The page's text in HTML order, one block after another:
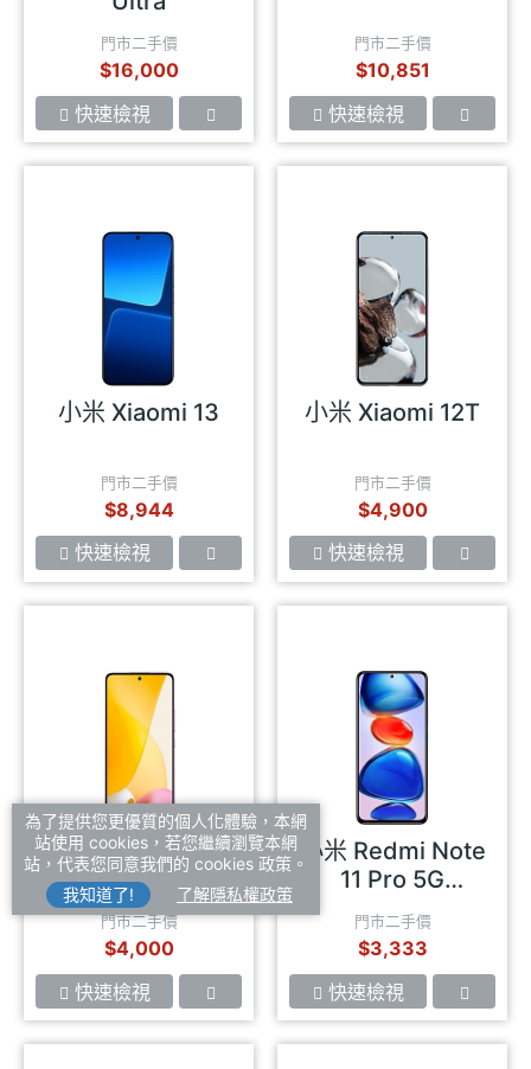
門市二手價
$16,000
快速檢視
門市二手價
$10,851
快速檢視
小米 Xiaomi 13
門市二手價
$8,944
快速檢視
小米 Xiaomi 12T
門市二手價
$4,900
快速檢視
小米 Xiaomi 12
Lite
門市二手價
$4,000
快速檢視
小米 Redmi Note
11 Pro 5G
(6GB/128GB)
門市二手價
$3,333
快速檢視
為了提供您更優質的個人化體驗，本網
站使用 cookies，若您繼續瀏覽本網
站，代表您同意我們的 cookies 政策。
我知道了!
了解隱私權政策